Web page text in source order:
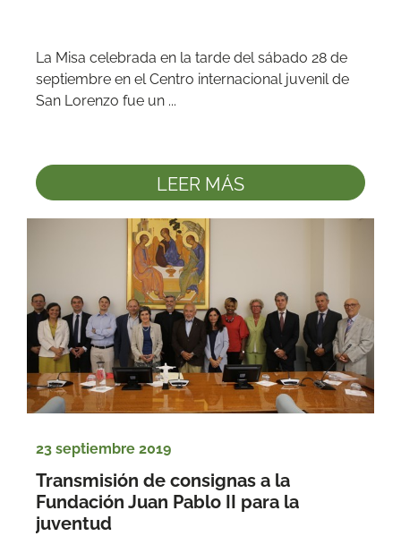
La Misa celebrada en la tarde del sábado 28 de
septiembre en el Centro internacional juvenil de
San Lorenzo fue un ...
LEER MÁS
23 septiembre 2019
Transmisión de consignas a la
Fundación Juan Pablo II para la
juventud